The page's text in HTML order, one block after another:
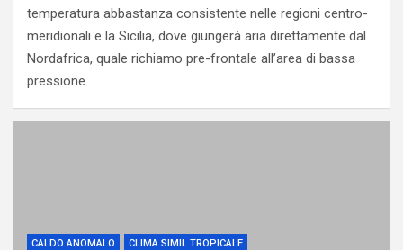
temperatura abbastanza consistente nelle regioni centro-
meridionali e la Sicilia, dove giungerà aria direttamente dal
Nordafrica, quale richiamo pre-frontale all’area di bassa
pressione…
CALDO ANOMALO
CLIMA SIMIL TROPICALE